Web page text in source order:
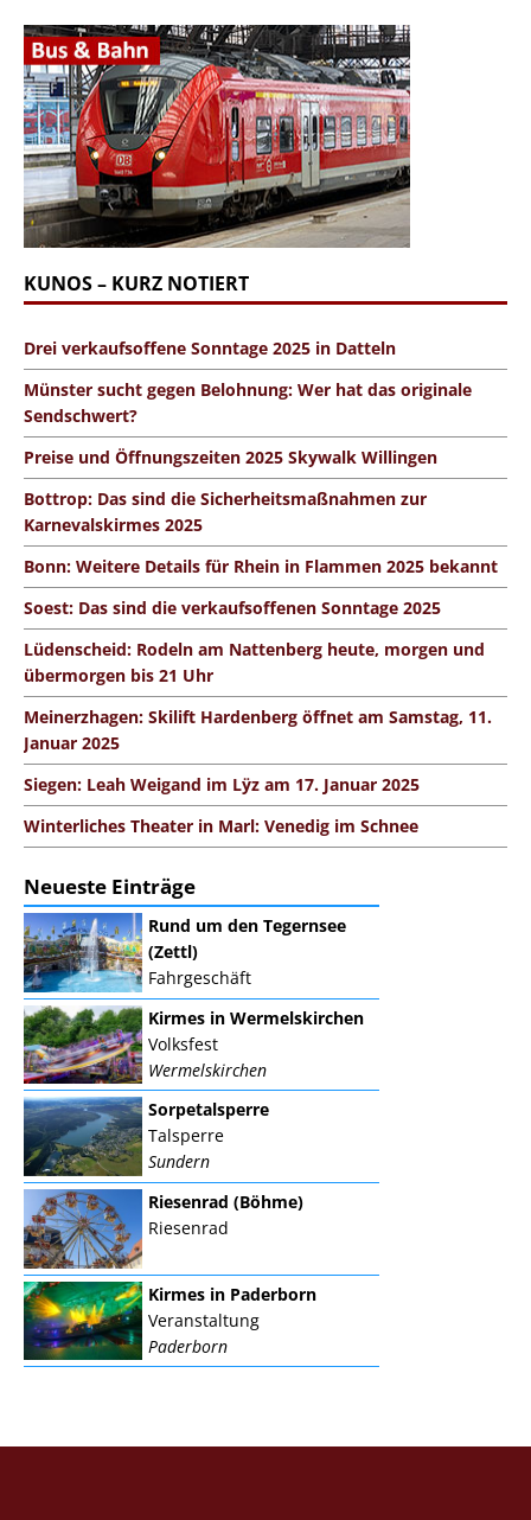
KUNOS – KURZ NOTIERT
Drei verkaufsoffene Sonntage 2025 in Datteln
Münster sucht gegen Belohnung: Wer hat das originale
Sendschwert?
Preise und Öffnungszeiten 2025 Skywalk Willingen
Bottrop: Das sind die Sicherheitsmaßnahmen zur
Karnevalskirmes 2025
Bonn: Weitere Details für Rhein in Flammen 2025 bekannt
Soest: Das sind die verkaufsoffenen Sonntage 2025
Lüdenscheid: Rodeln am Nattenberg heute, morgen und
übermorgen bis 21 Uhr
Meinerzhagen: Skilift Hardenberg öffnet am Samstag, 11.
Januar 2025
Siegen: Leah Weigand im Lÿz am 17. Januar 2025
Winterliches Theater in Marl: Venedig im Schnee
Neueste Einträge
Rund um den Tegernsee
(Zettl)
Fahrgeschäft
Kirmes in Wermelskirchen
Volksfest
Wermelskirchen
Sorpetalsperre
Talsperre
Sundern
Riesenrad (Böhme)
Riesenrad
Kirmes in Paderborn
Veranstaltung
Paderborn